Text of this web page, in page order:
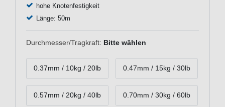
hohe Knotenfestigkeit
Länge: 50m
Durchmesser/Tragkraft: Bitte wählen
0.37mm / 10kg / 20lb 0.47mm / 15kg / 30lb
0.57mm / 20kg / 40lb 0.70mm / 30kg / 60lb